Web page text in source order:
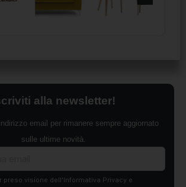
alla newsletter!
email per rimanere sempre aggiornato
sulle ultime novità.
preso visione dell'Informativa Privacy e